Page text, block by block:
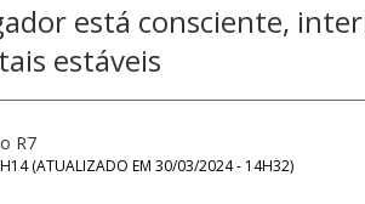
está consciente,
estáveis
R7
(ATUALIZADO EM 30/03/2024 - 14H32)